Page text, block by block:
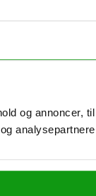
og annoncer,